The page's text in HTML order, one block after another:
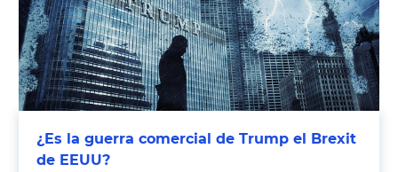
¿Es la guerra comercial de Trump el Brexit
de EEUU?